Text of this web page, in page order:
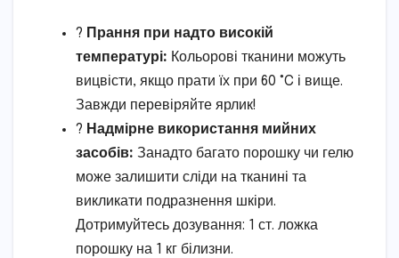
? Прання при надто високій
температурі: Кольорові тканини можуть
вицвісти, якщо прати їх при 60 °C і вище.
Завжди перевіряйте ярлик!
? Надмірне використання мийних
засобів: Занадто багато порошку чи гелю
може залишити сліди на тканині та
викликати подразнення шкіри.
Дотримуйтесь дозування: 1 ст. ложка
порошку на 1 кг білизни.